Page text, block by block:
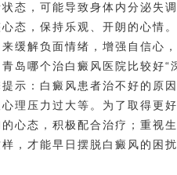
态，可能导致身体内分泌失
态，保持乐观、开朗的心情
缓解负面情绪，增强自信心
哪个治白癜风医院比较好“
示：白癜风患者治不好的原
理压力过大等。为了取得更
心态，积极配合治疗；重视
，才能早日摆脱白癜风的困